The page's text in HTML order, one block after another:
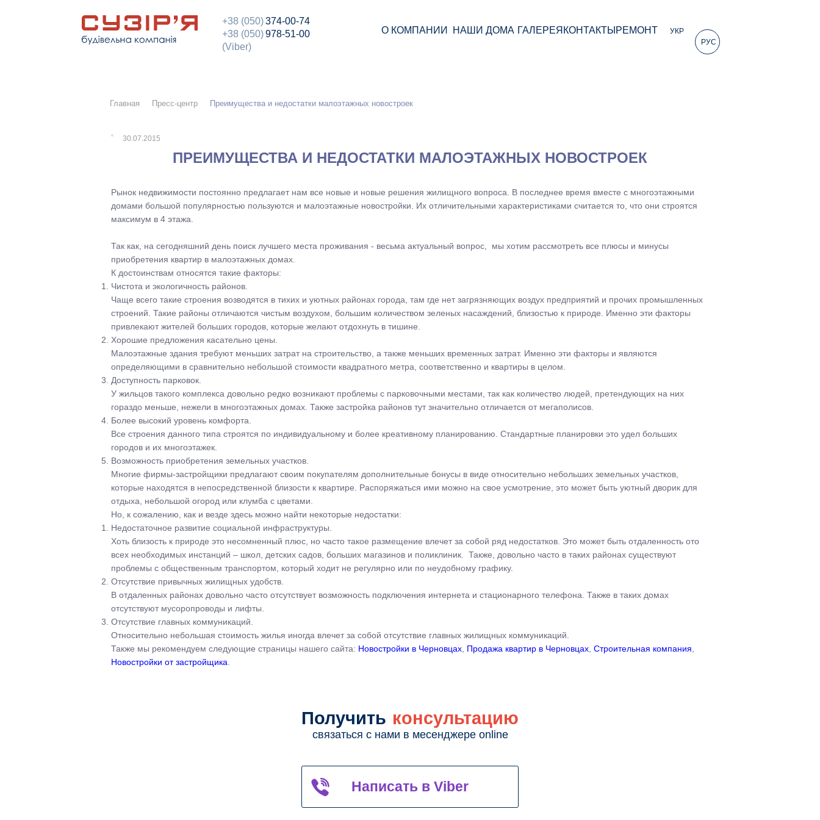
+38 (050)374-00-74
+38 (050)978-51-00
(Viber)
О КОМПАНИИ НАШИ ДОМА ГАЛЕРЕЯ КОНТАКТЫ РЕМОНТ
УКР
РУС
Главная Пресс-центр Преимущества и недостатки малоэтажных новостроек
30.07.2015
ПРЕИМУЩЕСТВА И НЕДОСТАТКИ МАЛОЭТАЖНЫХ НОВОСТРОЕК
Рынок недвижимости постоянно предлагает нам все новые и новые решения жилищного вопроса. В последнее время вместе с многоэтажными
домами большой популярностью пользуются и малоэтажные новостройки. Их отличительными характеристиками считается то, что они строятся
максимум в 4 этажа.
Так как, на сегодняшний день поиск лучшего места проживания - весьма актуальный вопрос, мы хотим рассмотреть все плюсы и минусы
приобретения квартир в малоэтажных домах.
К достоинствам относятся такие факторы:
Чистота и экологичность районов.
Чаще всего такие строения возводятся в тихих и уютных районах города, там где нет загрязняющих воздух предприятий и прочих промышленных
строений. Такие районы отличаются чистым воздухом, большим количеством зеленых насаждений, близостью к природе. Именно эти факторы
привлекают жителей больших городов, которые желают отдохнуть в тишине.
Хорошие предложения касательно цены.
Малоэтажные здания требуют меньших затрат на строительство, а также меньших временных затрат. Именно эти факторы и являются
определяющими в сравнительно небольшой стоимости квадратного метра, соответственно и квартиры в целом.
Доступность парковок.
У жильцов такого комплекса довольно редко возникают проблемы с парковочными местами, так как количество людей, претендующих на них
гораздо меньше, нежели в многоэтажных домах. Также застройка районов тут значительно отличается от мегаполисов.
Более высокий уровень комфорта.
Все строения данного типа строятся по индивидуальному и более креативному планированию. Стандартные планировки это удел больших
городов и их многоэтажек.
Возможность приобретения земельных участков.
Многие фирмы-застройщики предлагают своим покупателям дополнительные бонусы в виде относительно небольших земельных участков,
которые находятся в непосредственной близости к квартире. Распоряжаться ими можно на свое усмотрение, это может быть уютный дворик для
отдыха, небольшой огород или клумба с цветами.
Но, к сожалению, как и везде здесь можно найти некоторые недостатки:
Недостаточное развитие социальной инфраструктуры.
Хоть близость к природе это несомненный плюс, но часто такое размещение влечет за собой ряд недостатков. Это может быть отдаленность ото
всех необходимых инстанций – школ, детских садов, больших магазинов и поликлиник. Также, довольно часто в таких районах существуют
проблемы с общественным транспортом, который ходит не регулярно или по неудобному графику.
Отсутствие привычных жилищных удобств.
В отдаленных районах довольно часто отсутствует возможность подключения интернета и стационарного телефона. Также в таких домах
отсутствуют мусоропроводы и лифты.
Отсутствие главных коммуникаций.
Относительно небольшая стоимость жилья иногда влечет за собой отсутствие главных жилищных коммуникаций.
Также мы рекомендуем следующие страницы нашего сайта: Новостройки в Черновцах Продажа квартир в Черновцах Строительная компания
Новостройки от застройщика
Получить консультацию
связаться с нами в месенджере online
Написать в Viber